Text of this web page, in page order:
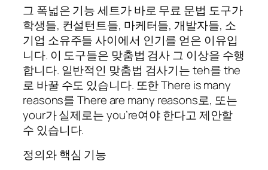
그 폭넓은 기능 세트가 바로 무료 문법 도구가
학생들, 컨설턴트들, 마케터들, 개발자들, 소
기업 소유주들 사이에서 인기를 얻은 이유입
니다. 이 도구들은 맞춤법 검사 그 이상을 수행
합니다. 일반적인 맞춤법 검사기는teh를the
로 바꿀 수도 있습니다. 또한There is many
reasons를There are many reasons로, 또는
your가 실제로는you’re여야 한다고 제안할
수 있습니다.
정의와 핵심 기능